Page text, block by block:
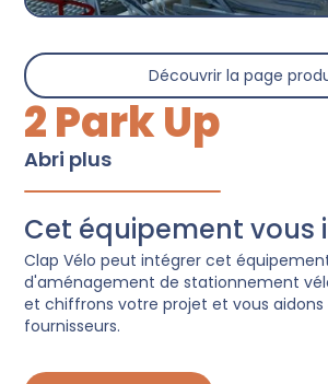
Découvrir la page
2 Park Up
Abri plus
Cet équipement vous
Clap Vélo peut intégrer cet
d'aménagement de stationnement
et chiffrons votre projet et vous aidons
fournisseurs.